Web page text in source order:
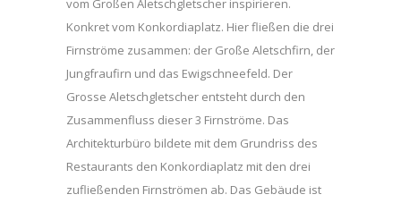
Konkret vom Konkordiaplatz. Hier fließen die drei
Firnströme zusammen: der Große Aletschfirn, der
Jungfraufirn und das Ewigschneefeld. Der
Grosse Aletschgletscher entsteht durch den
Zusammenfluss dieser 3 Firnströme. Das
Architekturbüro bildete mit dem Grundriss des
Restaurants den Konkordiaplatz mit den drei
zufließenden Firnströmen ab. Das Gebäude ist